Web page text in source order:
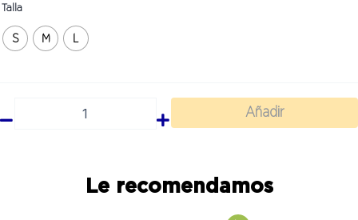
precios:
desde
Talla
S M L
Jardín
Añadir
Le recomendamos